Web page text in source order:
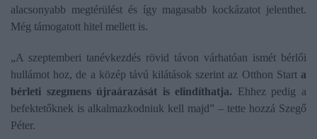
alacsonyabb megtérülést és így magasabb kockázatot jelenthet.
Még támogatott hitel mellett is.
„A szeptemberi tanévkezdés rövid távon várhatóan ismét bérlői
hullámot hoz, de a közép távú kilátások szerint az Otthon Start a
bérleti szegmens újraárazását is elindíthatja. Ehhez pedig a
befektetőknek is alkalmazkodniuk kell majd” – tette hozzá Szegő
Péter.